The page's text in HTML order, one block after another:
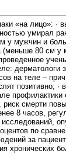
«на лицо»: ·
умирал
у мужчин и
80 см
на теле –
позитивно;
смерти
8 часов,
по
за